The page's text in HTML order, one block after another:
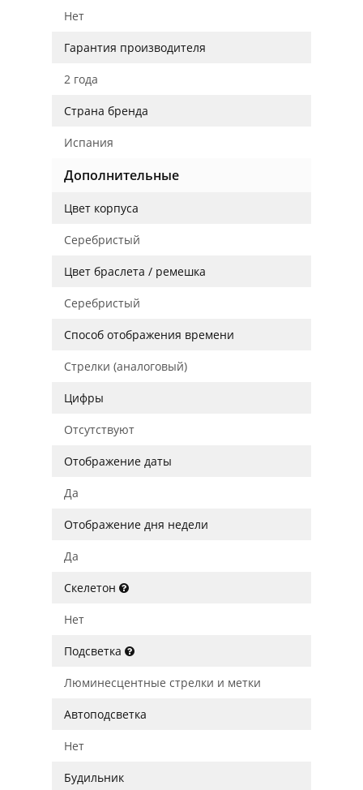
Нет
Гарантия производителя
2 года
Страна бренда
Испания
Дополнительные
Цвет корпуса
Серебристый
Цвет браслета / ремешка
Серебристый
Способ отображения времени
Стрелки (аналоговый)
Цифры
Отсутствуют
Отображение даты
Да
Отображение дня недели
Да
Скелетон
Нет
Подсветка
Люминесцентные стрелки и метки
Автоподсветка
Нет
Будильник